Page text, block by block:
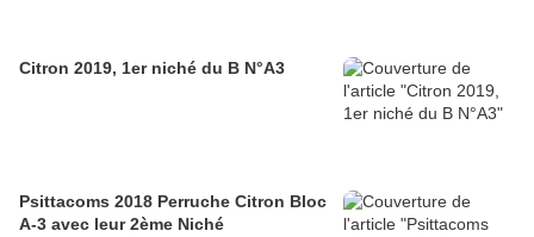
Citron 2019, 1er niché du B N°A3
Psittacoms 2018 Perruche Citron Bloc
A-3 avec leur 2ème Niché